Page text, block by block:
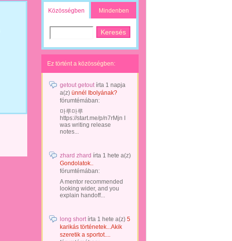
Közösségben Mindenben
Ez történt a közösségben:
getout getoutírta 1 napja
a(z) ünnél Ibolyának?
fórumtémában:
마루마루
https://start.me/p/n7rMjn I
was writing release
notes...
zhard zhard írta 1 hete a(z)
Gondolatok..
fórumtémában:
A mentor recommended
looking wider, and you
explain handoff...
long shortírta 1 hete a(z) 5
karikás történetek...Akik
szeretik a sportot....